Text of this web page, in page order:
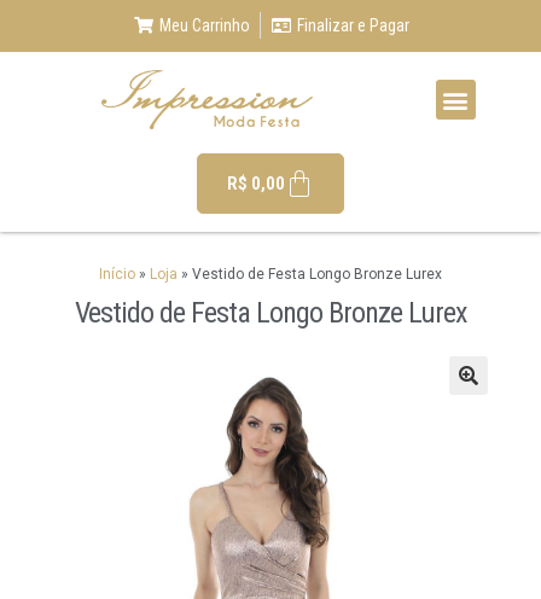
Meu Carrinho Finalizar e Pagar
R$ 0,00
Início » Loja » Vestido de Festa Longo Bronze Lurex
Vestido de Festa Longo Bronze Lurex